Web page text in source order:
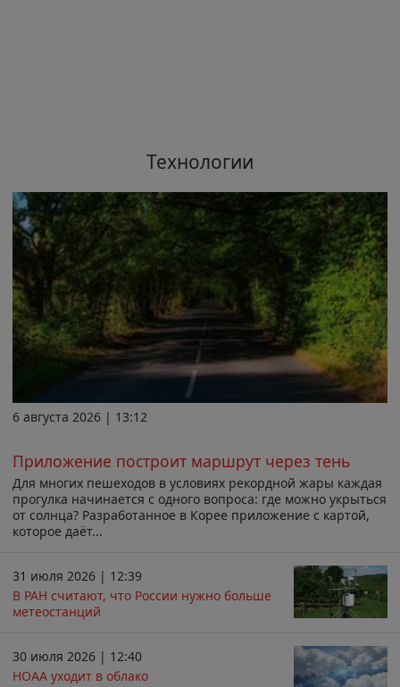
Технологии
6 августа 2026 | 13:12
Приложение построит маршрут через тень
Для многих пешеходов в условиях рекордной жары каждая
прогулка начинается с одного вопроса: где можно укрыться
от солнца? Разработанное в Корее приложение с картой,
которое даёт...
31 июля 2026 | 12:39
В РАН считают, что России нужно больше
метеостанций
30 июля 2026 | 12:40
НОАА уходит в облако